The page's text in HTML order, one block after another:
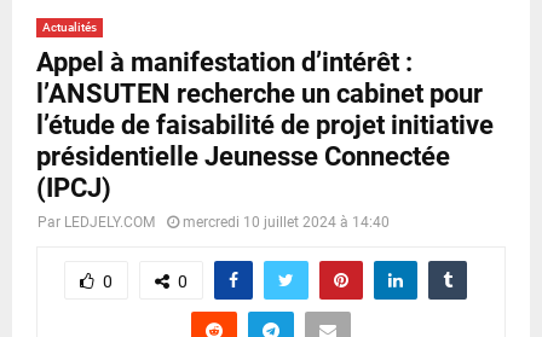
U Actualités
Appel à manifestation d’intérêt :
l’ANSUTEN recherche un cabinet pour
l’étude de faisabilité de projet initiative
présidentielle Jeunesse Connectée
(IPCJ)
Par LEDJELY.COM mercredi 10 juillet 2024 à 14:40
0 0